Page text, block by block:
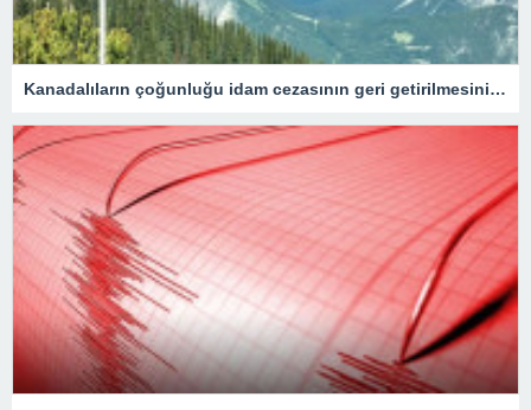
Kanadalıların çoğunluğu idam cezasının geri getirilmesini onaylıyor